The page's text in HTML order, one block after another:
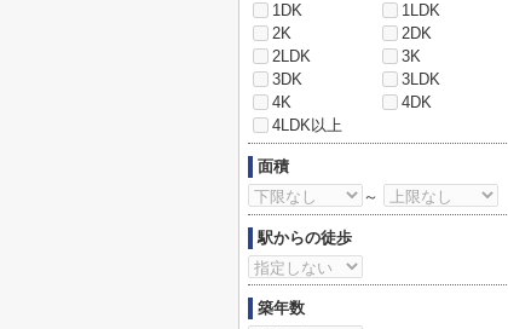
1DK
1LDK
2K
2DK
2LDK
3K
3DK
3LDK
4K
4DK
4LDK以上
面積
～
駅からの徒歩
築年数